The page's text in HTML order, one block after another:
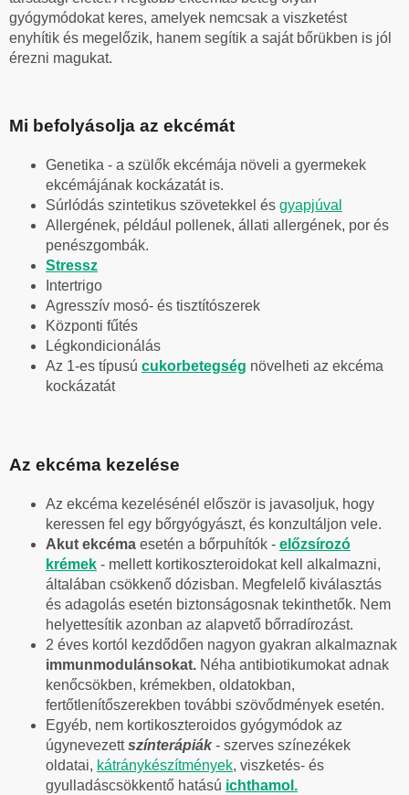
gyógymódokat keres, amelyek nemcsak a viszketést
enyhítik és megelőzik, hanem segítik a saját bőrükben is jól
érezni magukat.
Mi befolyásolja az ekcémát
Genetika - a szülők ekcémája növeli a gyermekek
ekcémájának kockázatát is.
Súrlódás szintetikus szövetekkel és gyapjúval
Allergének, például pollenek, állati allergének, por és
penészgombák.
Stressz
Intertrigo
Agresszív mosó- és tisztítószerek
Központi fűtés
Légkondicionálás
Az 1-es típusú cukorbetegség növelheti az ekcéma
kockázatát
Az ekcéma kezelése
Az ekcéma kezelésénél először is javasoljuk, hogy
keressen fel egy bőrgyógyászt, és konzultáljon vele.
Akut ekcéma esetén a bőrpuhítók - előzsírozó
krémek - mellett kortikoszteroidokat kell alkalmazni,
általában csökkenő dózisban. Megfelelő kiválasztás
és adagolás esetén biztonságosnak tekinthetők. Nem
helyettesítik azonban az alapvető bőrradírozást.
2 éves kortól kezdődően nagyon gyakran alkalmaznak
immunmodulánsokat. Néha antibiotikumokat adnak
kenőcsökben, krémekben, oldatokban,
fertőtlenítőszerekben további szövődmények esetén.
Egyéb, nem kortikoszteroidos gyógymódok az
úgynevezettszínterápiák- szerves színezékek
oldatai, kátránykészítmények, viszketés- és
gyulladáscsökkentő hatású ichthamol.